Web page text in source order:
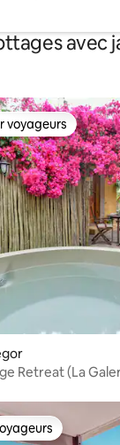
avec
les plus
voyageurs
Retreat (La